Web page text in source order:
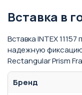
Вставка в
Вставка INTEX
надежную фиксацию
Rectangular Prism
Бренд